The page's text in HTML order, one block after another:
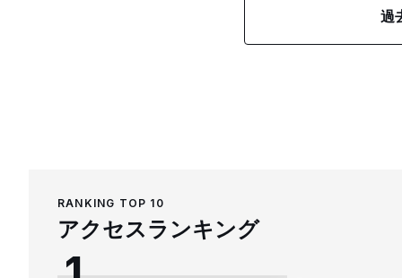
過
RANKING TOP 10
アクセスランキング